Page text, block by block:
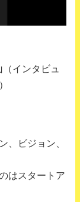
インタビュ
、ビジョン、
はスタートア